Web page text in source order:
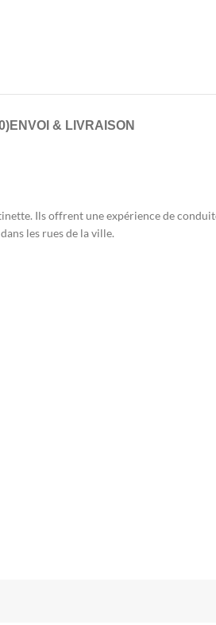
ENVOI & LIVRAISON
Ils offrent une expérience de
les rues de la ville.